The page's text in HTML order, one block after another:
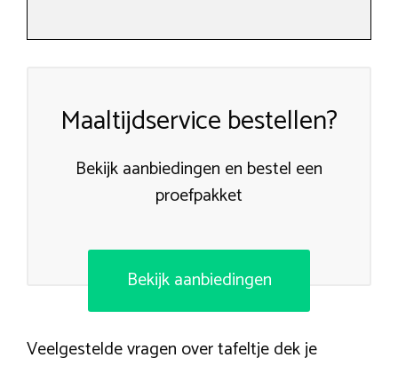
Maaltijdservice bestellen?
Bekijk aanbiedingen en bestel een
proefpakket
Bekijk aanbiedingen
Veelgestelde vragen over tafeltje dek je